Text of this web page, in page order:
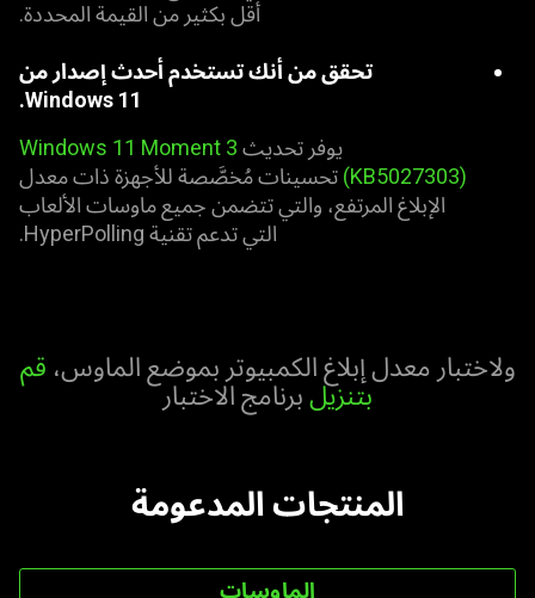
أقل بكثير من القيمة المحددة.
تحقق من أنك تستخدم أحدث إصدار من
Windows 11.
يوفر تحديث Windows 11 Moment 3
(KB5027303) ‎ تحسينات مُخصَّصة للأجهزة ذات معدل
الإبلاغ المرتفع، والتي تتضمن جميع ماوسات الألعاب
التي تدعم تقنية HyperPolling.
ولاختبار معدل إبلاغ الكمبيوتر بموضع الماوس، قم
بتنزيلبرنامج الاختبار
المنتجات المدعومة
الماوسات